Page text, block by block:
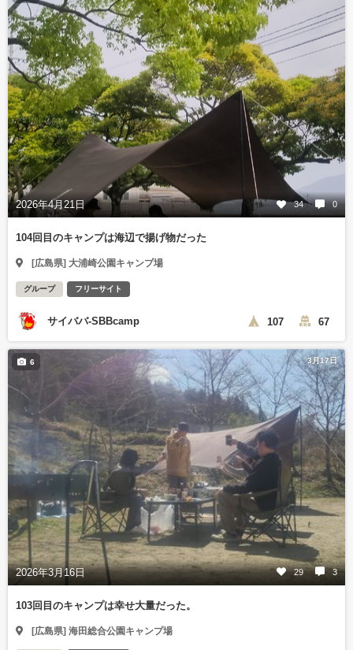
2026年4月21日 34 0
104回目のキャンプは海辺で揚げ物だった
[広島県] 大浦崎公園キャンプ場
グループ フリーサイト
サイババ-SBBcamp 107 67
3月17日
2026年3月16日 29 3
6
103回目のキャンプは幸せ大量だった。
[広島県] 海田総合公園キャンプ場